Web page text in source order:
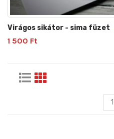
Virágos sikátor - sima füzet
1 500 Ft
1